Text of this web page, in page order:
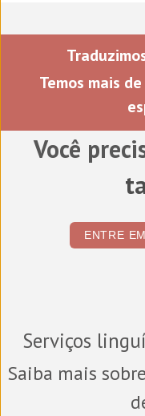
Temos mais
Você
ENTRE
Serviços
Saiba mais